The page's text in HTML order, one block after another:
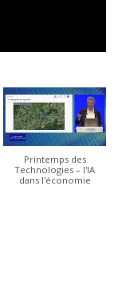
Printemps des
Technologies – l'IA
dans l'économie